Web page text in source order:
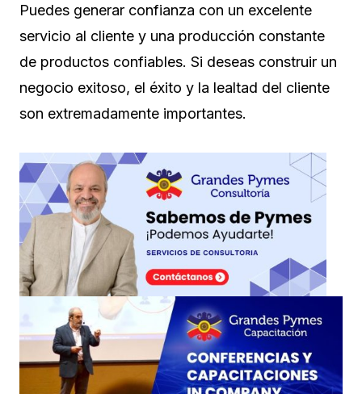
Puedes generar confianza con un excelente
servicio al cliente y una producción constante
de productos confiables. Si deseas construir un
negocio exitoso, el éxito y la lealtad del cliente
son extremadamente importantes.